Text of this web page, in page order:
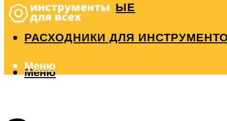
ИЗМЕРИТЕЛЬНЫЕ
РЕМОНТ
РАСХОДНИКИ ДЛЯ
Меню
Меню